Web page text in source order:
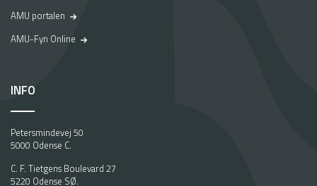
AMU portalen
AMU-Fyn Online
INFO
Petersmindevej 50
5000 Odense C.
C. F. Tietgens Boulevard 27
5220 Odense SØ.